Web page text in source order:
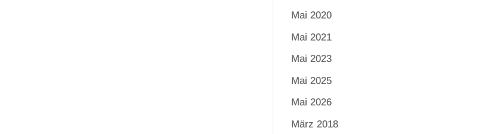
Mai 2020
Mai 2021
Mai 2023
Mai 2025
Mai 2026
März 2018